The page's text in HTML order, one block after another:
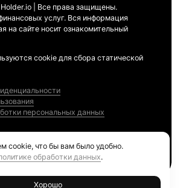
| Все права защищены.
услуг. Вся информация
на сайте носит ознакомительный
cookie для сбора статической
персональных данных
cookie, что бы вам было удобно.
обработки данных.
Хорошо